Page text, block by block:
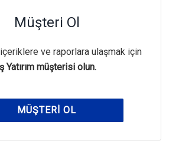
Müşteri Ol
ve raporlara ulaşmak için
Yatırım müşterisi olun.
MÜŞTERI OL